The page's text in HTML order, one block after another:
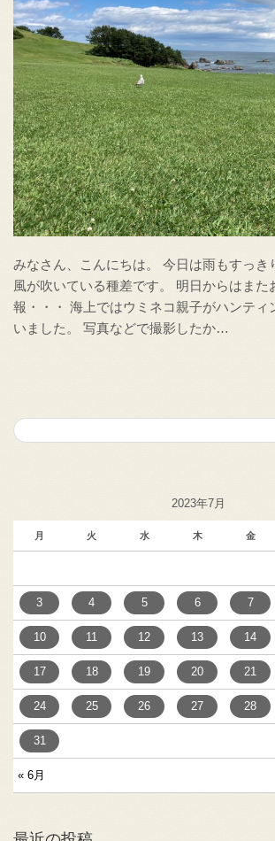
みなさん、こんにちは。 今日は雨もすっき
風が吹いている種差です。 明日からはまた
報・・・ 海上ではウミネコ親子がハンティ
いました。 写真などで撮影したか…
2023年7月
月 火 水 木 金
« 6月
3 4 5 6 7
10 11 12 13 14
17 18 19 20 21
24 25 26 27 28
31